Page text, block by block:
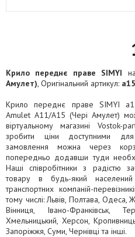
Крило переднє праве SIMYI
Амулет), Оригінальний артикул:
Крило переднє праве SIMYI
Amulet A11/A15 (Чері Амулет)
віртуальному магазині Vostok-
зробити ціни доступними
замовлення можна через
попередньо додавши туди
Наші співробітники з радістю
товару в будь-який
транспортних компаній-
тому числі: Львів, Полтава, Одеса,
Вінниця, Івано-Франківськ,
Хмельницький, Херсон,
Запоріжжя, Суми, Чернівці та інші.